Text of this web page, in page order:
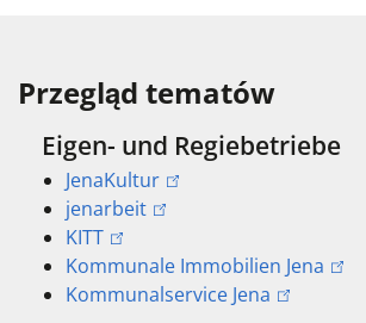
Przegląd tematów
Eigen- und Regiebetriebe
JenaKultur
jenarbeit
KITT
Kommunale Immobilien Jena
Kommunalservice Jena